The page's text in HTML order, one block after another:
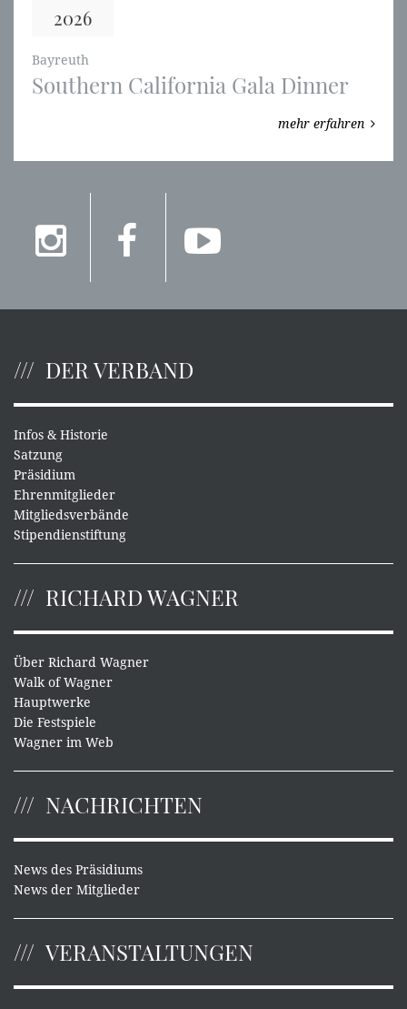
2026
Bayreuth
Southern California Gala Dinner
mehr erfahren
DER VERBAND
Infos & Historie
Satzung
Präsidium
Ehrenmitglieder
Mitgliedsverbände
Stipendienstiftung
RICHARD WAGNER
Über Richard Wagner
Walk of Wagner
Hauptwerke
Die Festspiele
Wagner im Web
NACHRICHTEN
News des Präsidiums
News der Mitglieder
VERANSTALTUNGEN